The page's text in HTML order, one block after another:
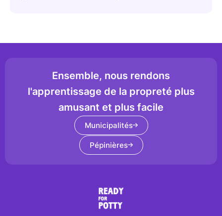
Ensemble, nous rendons
l'apprentissage de la propreté plus
amusant et plus facile
Municipalités
Pépinières